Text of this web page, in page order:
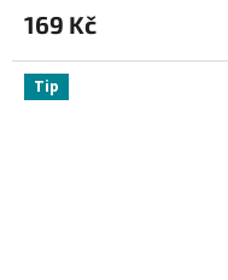
produktu
je
3,9
5
169 Kč
Tip